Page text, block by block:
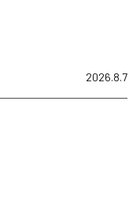
2026.8.7